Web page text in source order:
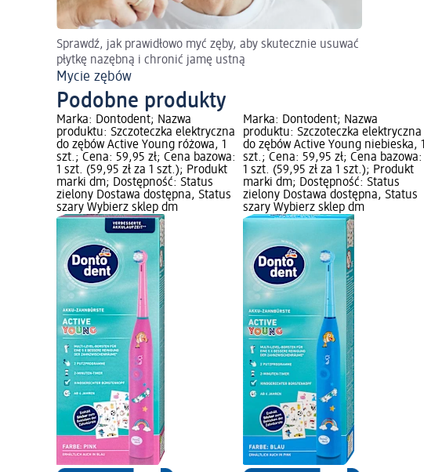
Sprawdź, jak prawidłowo myć zęby, aby skutecznie usuwać
płytkę nazębną i chronić jamę ustną
Mycie zębów
Podobne produkty
Marka: Dontodent; Nazwa
produktu: Szczoteczka elektryczna
do zębów Active Young różowa, 1
szt.; Cena: 59,95 zł; Cena bazowa:
1 szt. (59,95 zł za 1 szt.); Produkt
marki dm; Dostępność: Status
zielony Dostawa dostępna, Status
szary Wybierz sklep dm
Marka: Dontodent; Nazwa
produktu: Szczoteczka elektryczna
do zębów Active Young niebieska, 1
szt.; Cena: 59,95 zł; Cena bazowa:
1 szt. (59,95 zł za 1 szt.); Produkt
marki dm; Dostępność: Status
zielony Dostawa dostępna, Status
szary Wybierz sklep dm